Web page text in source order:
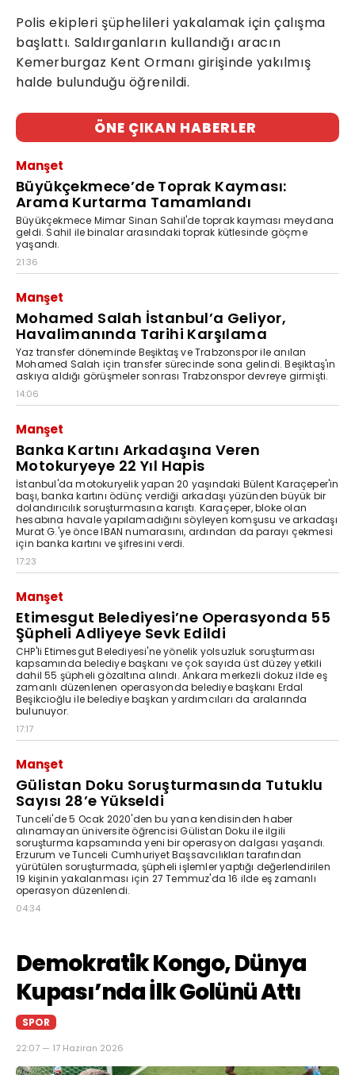
Polis ekipleri şüphelileri yakalamak için çalışma
başlattı. Saldırganların kullandığı aracın
Kemerburgaz Kent Ormanı girişinde yakılmış
halde bulunduğu öğrenildi.
ÖNE ÇIKAN HABERLER
Manşet
Büyükçekmece’de Toprak Kayması:
Arama Kurtarma Tamamlandı
Büyükçekmece Mimar Sinan Sahil'de toprak kayması meydana
geldi. Sahil ile binalar arasındaki toprak kütlesinde göçme
yaşandı.
21:36
Manşet
Mohamed Salah İstanbul’a Geliyor,
Havalimanında Tarihi Karşılama
Yaz transfer döneminde Beşiktaş ve Trabzonspor ile anılan
Mohamed Salah için transfer sürecinde sona gelindi. Beşiktaş'ın
askıya aldığı görüşmeler sonrası Trabzonspor devreye girmişti.
14:06
Manşet
Banka Kartını Arkadaşına Veren
Motokuryeye 22 Yıl Hapis
İstanbul'da motokuryelik yapan 20 yaşındaki Bülent Karaçeper'in
başı, banka kartını ödünç verdiği arkadaşı yüzünden büyük bir
dolandırıcılık soruşturmasına karıştı. Karaçeper, bloke olan
hesabına havale yapılamadığını söyleyen komşusu ve arkadaşı
Murat G.'ye önce IBAN numarasını, ardından da parayı çekmesi
için banka kartını ve şifresini verdi.
17:23
Manşet
Etimesgut Belediyesi’ne Operasyonda 55
Şüpheli Adliyeye Sevk Edildi
CHP'li Etimesgut Belediyesi'ne yönelik yolsuzluk soruşturması
kapsamında belediye başkanı ve çok sayıda üst düzey yetkili
dahil 55 şüpheli gözaltına alındı. Ankara merkezli dokuz ilde eş
zamanlı düzenlenen operasyonda belediye başkanı Erdal
Beşikcioğlu ile belediye başkan yardımcıları da aralarında
bulunuyor.
17:17
Manşet
Gülistan Doku Soruşturmasında Tutuklu
Sayısı 28’e Yükseldi
Tunceli'de 5 Ocak 2020'den bu yana kendisinden haber
alınamayan üniversite öğrencisi Gülistan Doku ile ilgili
soruşturma kapsamında yeni bir operasyon dalgası yaşandı.
Erzurum ve Tunceli Cumhuriyet Başsavcılıkları tarafından
yürütülen soruşturmada, şüpheli işlemler yaptığı değerlendirilen
19 kişinin yakalanması için 27 Temmuz'da 16 ilde eş zamanlı
operasyon düzenlendi.
04:34